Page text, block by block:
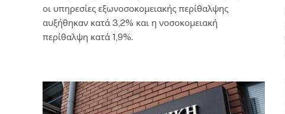
οι υπηρεσίες εξωνοσοκομειακής περίθαλψης
αυξήθηκαν κατά 3,2% και η νοσοκομειακή
περίθαλψη κατά 1,9%.